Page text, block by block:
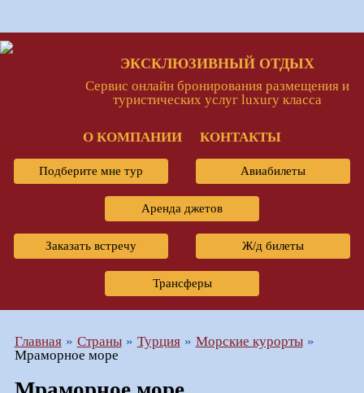
ЭКСКЛЮЗИВНЫЙ ОТДЫХ
Сервис онлайн бронирования размещения и
туристических услуг luxury класса
О КОМПАНИИ КОНТАКТЫ
Подберите мне тур Авиабилеты
Аренда джетов
Заказать встречу Ж/д билеты
Трансферы
Главная Страны Турция
Морские курорты
Мраморное море